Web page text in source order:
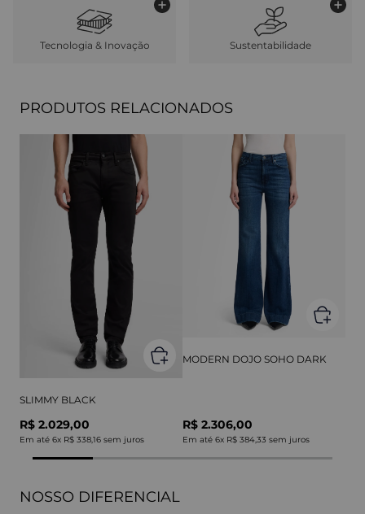
Tecnologia & Inovação Sustentabilidade
PRODUTOS RELACIONADOS
SLIMMY BLACK
R$ 2.029,00
Em até 6x R$ 338,16 sem juros
MODERN DOJO SOHO DARK
R$ 2.306,00
Em até 6x R$ 384,33 sem juros
NOSSO DIFERENCIAL